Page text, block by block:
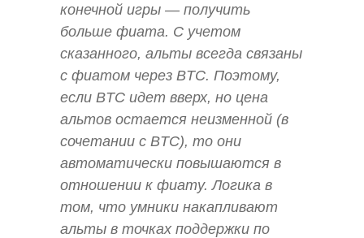
конечной игры — получить
больше фиата. С учетом
сказанного, альты всегда связаны
с фиатом через BTC. Поэтому,
если BTC идет вверх, но цена
альтов остается неизменной (в
сочетании с BTC), то они
автоматически повышаются в
отношении к фиату. Логика в
том, что умники накапливают
альты в точках поддержки по